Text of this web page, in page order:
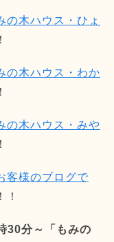
の木ハウス・ひょ
の木ハウス・わか
の木ハウス・みや
客様のブログで
30分～「もみの